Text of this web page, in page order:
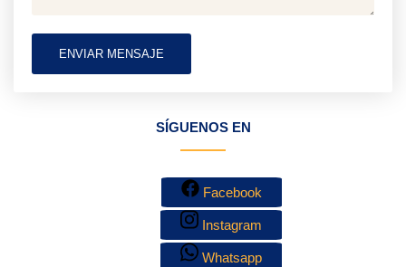
ENVIAR MENSAJE
SÍGUENOS EN
Facebook
Instagram
Whatsapp